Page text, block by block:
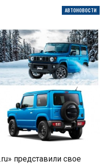
АВТОНОВОСТИ
представили свое